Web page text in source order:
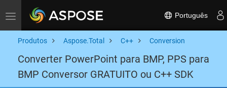
Toggle navigation Português
Produtos Aspose.Total C++ Conversion
Converter PowerPoint para BMP, PPS para
BMP Conversor GRATUITO ou C++ SDK